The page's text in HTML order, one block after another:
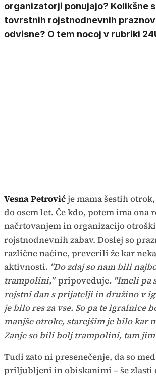
organizatorji ponujajo? Kolikšne
tovrstnih rojstnodnevnih
odvisne? O tem nocoj v rubriki
Vesna Petrovićje mama šestih
do osem let. Če kdo, potem ima ona
načrtovanjem in organizacijo
rojstnodnevnih zabav. Doslej so
različne načine, preverili že kar
aktivnosti. "Do zdaj so nam bili
trampolini," pripoveduje. "Imeli pa
rojstni dan s prijatelji in družino v
je bilo res za vse. So pa te igralnice
manjše otroke, starejšim je bilo kar
Zanje so bili bolj trampolini, tam
Tudi zato ni presenečenje, da so
priljubljeni in obiskanimi – še zlasti